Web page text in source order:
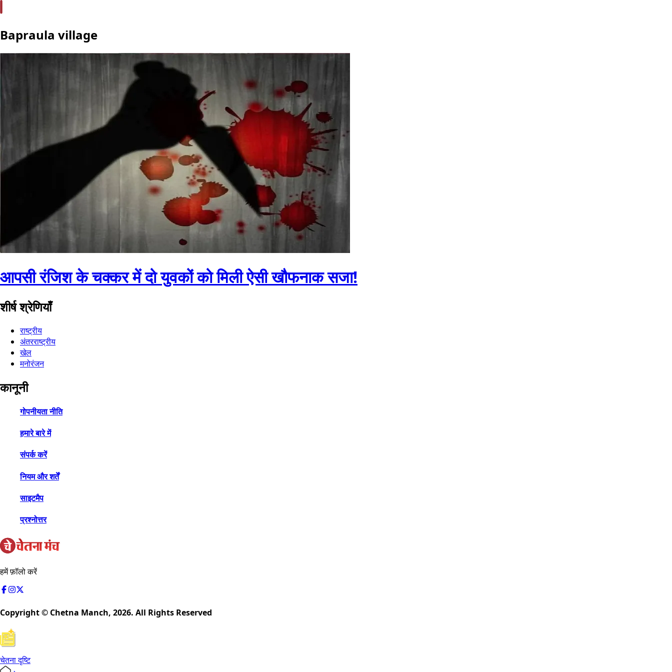
Bapraula village
आपसी रंजिश के चक्कर में दो युवकों को मिली ऐसी खौफनाक सजा!
शीर्ष श्रेणियाँ
राष्ट्रीय
अंतरराष्ट्रीय
खेल
मनोरंजन
कानूनी
गोपनीयता नीति
हमारे बारे में
संपर्क करें
नियम और शर्तें
साइटमैप
प्रश्नोत्तर
हमें फ़ॉलो करें
Copyright © Chetna Manch, 2026. All Rights Reserved
चेतना दृष्टि